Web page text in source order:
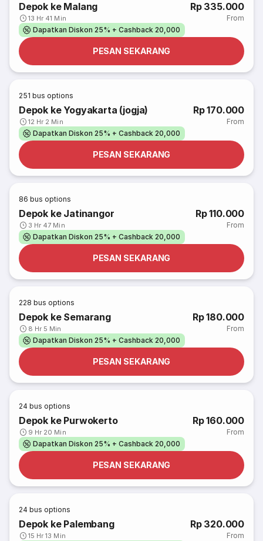
Depok ke Malang
13 Hr 41 Min
Rp 335.000
From
Dapatkan Diskon 25% + Cashback 20,000
PESAN SEKARANG
251 bus options
Depok ke Yogyakarta (jogja)
12 Hr 2 Min
Rp 170.000
From
Dapatkan Diskon 25% + Cashback 20,000
PESAN SEKARANG
86 bus options
Depok ke Jatinangor
3 Hr 47 Min
Rp 110.000
From
Dapatkan Diskon 25% + Cashback 20,000
PESAN SEKARANG
228 bus options
Depok ke Semarang
8 Hr 5 Min
Rp 180.000
From
Dapatkan Diskon 25% + Cashback 20,000
PESAN SEKARANG
24 bus options
Depok ke Purwokerto
9 Hr 20 Min
Rp 160.000
From
Dapatkan Diskon 25% + Cashback 20,000
PESAN SEKARANG
24 bus options
Depok ke Palembang
15 Hr 13 Min
Rp 320.000
From